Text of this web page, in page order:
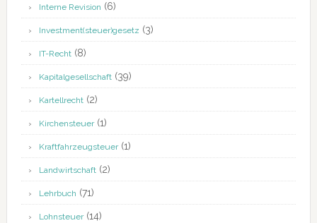
Interne Revision (6)
Investment(steuer)gesetz (3)
IT-Recht(8)
Kapitalgesellschaft(39)
Kartellrecht(2)
Kirchensteuer(1)
Kraftfahrzeugsteuer(1)
Landwirtschaft(2)
Lehrbuch (71)
Lohnsteuer(14)